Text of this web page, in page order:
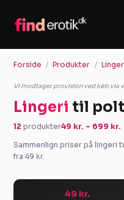
Forside Produkter
Vi modtager provision ved køb via
Lingeri til
12 produkter49 kr. – 699 kr.
Sammenlign priser på lingeri
fra 49 kr.
49 kr.